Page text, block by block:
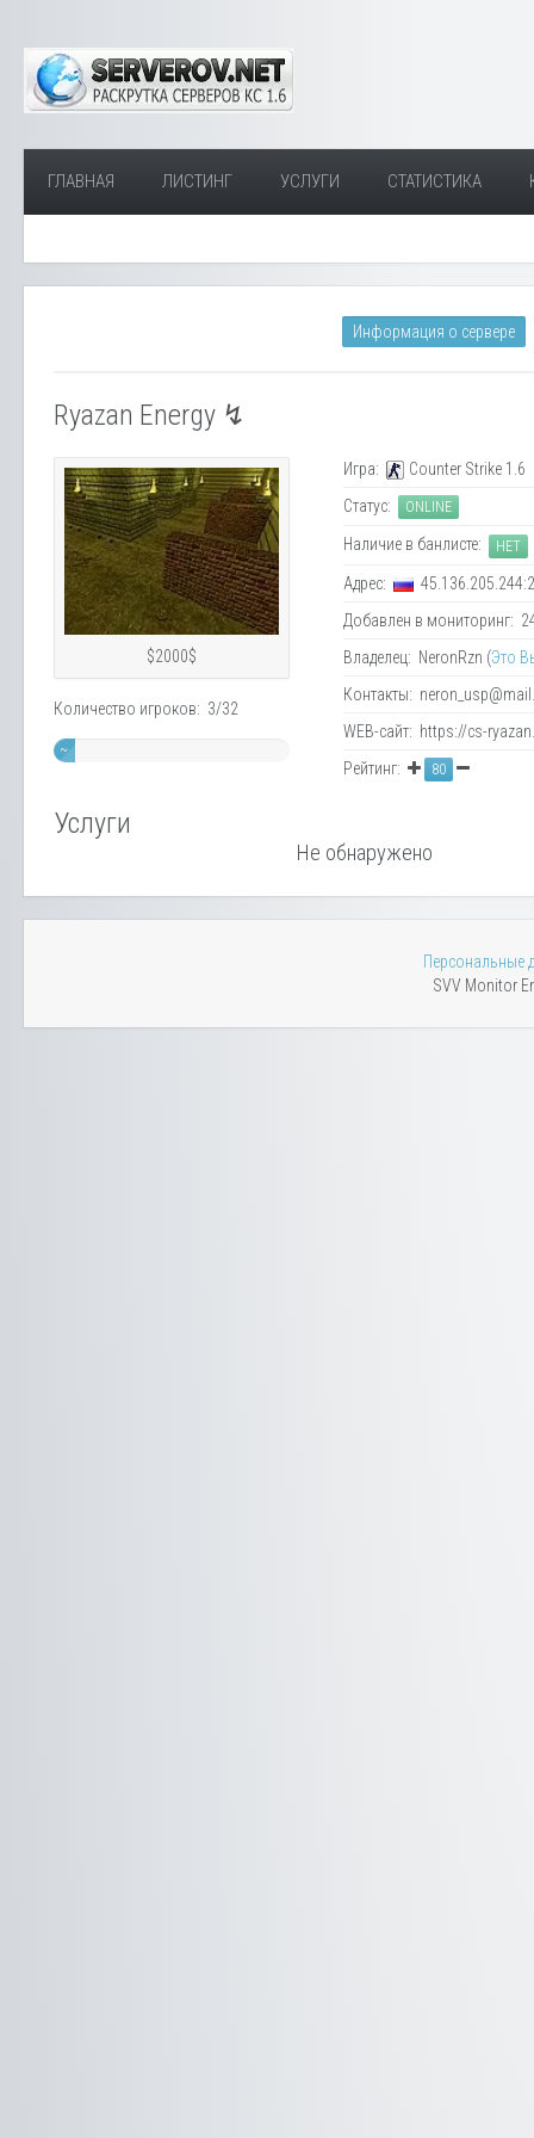
ГЛАВНАЯ ЛИСТИНГ УСЛУГИ СТАТИСТИКА
Информация о сервере
Ryazan Energy ↯
$2000$
Количество игроков: 3/32
~
Игра:
Counter Strike 1.6
Статус:
ONLINE
Наличие в банлисте: НЕТ
Адрес:
Добавлен в мониторинг:
Владелец: NeronRzn (Это
Контакты:
WEB-сайт: https://cs-
Рейтинг:
80
Услуги
Не обнаружено
Персональные
SVV Monitor